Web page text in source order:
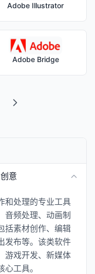
Adobe Illustrator
Adobe Bridge
意
和处理的专业工具
音频处理、动画制
括素材创作、编辑
发布等。该类软件
游戏开发、新媒体
工具。